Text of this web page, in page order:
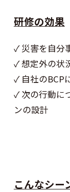
研修の効果
✓ 災害を自分
✓ 想定外の状
✓ 自社のBCP
✓ 次の行動に
ンの設計
こんなシー